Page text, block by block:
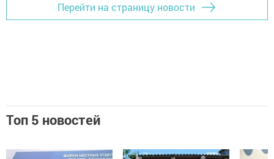
Перейти на страницу новости
Топ 5 новостей